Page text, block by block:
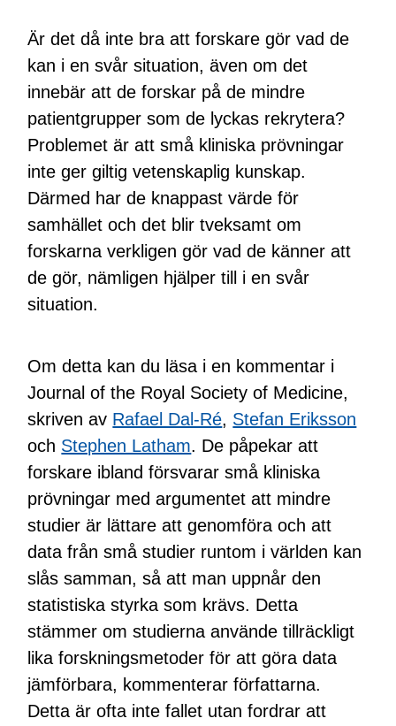
Är det då inte bra att forskare gör vad de
kan i en svår situation, även om det
innebär att de forskar på de mindre
patientgrupper som de lyckas rekrytera?
Problemet är att små kliniska prövningar
inte ger giltig vetenskaplig kunskap.
Därmed har de knappast värde för
samhället och det blir tveksamt om
forskarna verkligen gör vad de känner att
de gör, nämligen hjälper till i en svår
situation.
Om detta kan du läsa i en kommentar i
Journal of the Royal Society of Medicine,
skriven av Rafael Dal-Ré, Stefan Eriksson
och Stephen Latham. De påpekar att
forskare ibland försvarar små kliniska
prövningar med argumentet att mindre
studier är lättare att genomföra och att
data från små studier runtom i världen kan
slås samman, så att man uppnår den
statistiska styrka som krävs. Detta
stämmer om studierna använde tillräckligt
lika forskningsmetoder för att göra data
jämförbara, kommenterar författarna.
Detta är ofta inte fallet utan fordrar att